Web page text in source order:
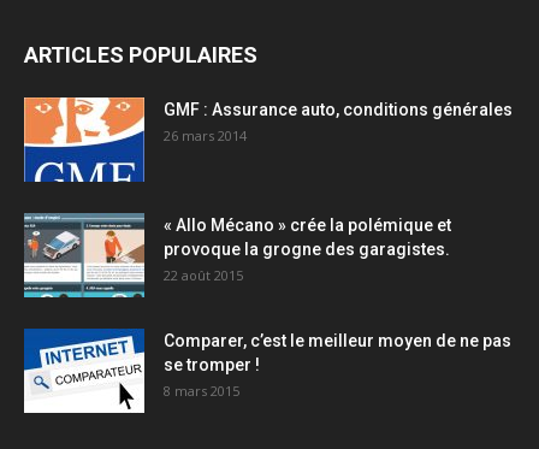
ARTICLES POPULAIRES
GMF : Assurance auto, conditions générales
26 mars 2014
« Allo Mécano » crée la polémique et
provoque la grogne des garagistes.
22 août 2015
Comparer, c’est le meilleur moyen de ne pas
se tromper !
8 mars 2015